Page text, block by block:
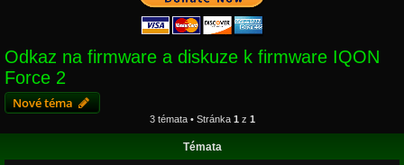
Odkaz na firmware a diskuze k firmware IQON
Force 2
Nové téma
3 témata • Stránka 1 z 1
Témata